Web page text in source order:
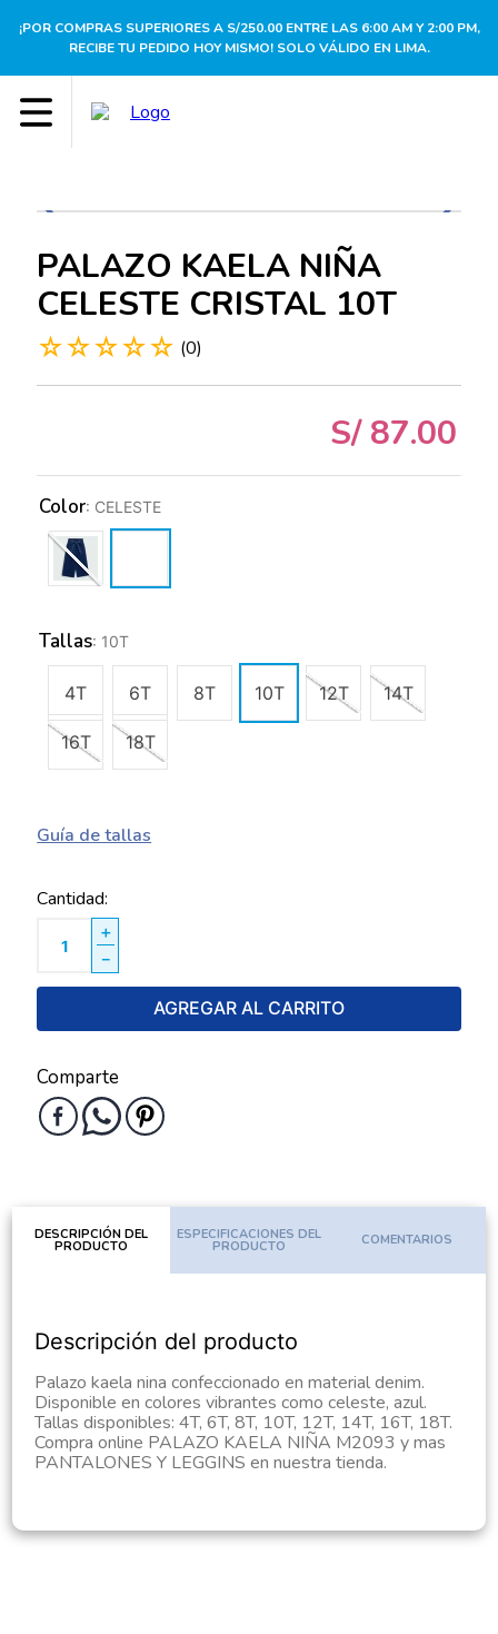
¡POR COMPRAS SUPERIORES A S/250.00 ENTRE LAS 6:00 AM Y 2:00 PM,
RECIBE TU PEDIDO HOY MISMO! SOLO VÁLIDO EN LIMA.
PALAZO KAELA NIÑA
CELESTE CRISTAL 10T
☆☆☆☆☆ (0)
S/ 87.00
Tallas: 10T
4T 6T 8T 10T 12T 14T
16T 18T
Color: CELESTE
Guía de tallas
Cantidad
＋
－
AGREGAR AL CARRITO
Comparte
DESCRIPCIÓN DEL
PRODUCTO
ESPECIFICACIONES DEL
PRODUCTO COMENTARIOS
Descripción del producto
Palazo kaela nina confeccionado en material denim.
Disponible en colores vibrantes como celeste, azul.
Tallas disponibles: 4T, 6T, 8T, 10T, 12T, 14T, 16T, 18T.
Compra online PALAZO KAELA NIÑA M2093 y mas
PANTALONES Y LEGGINS en nuestra tienda.